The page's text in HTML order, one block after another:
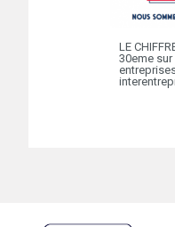
LE
30eme